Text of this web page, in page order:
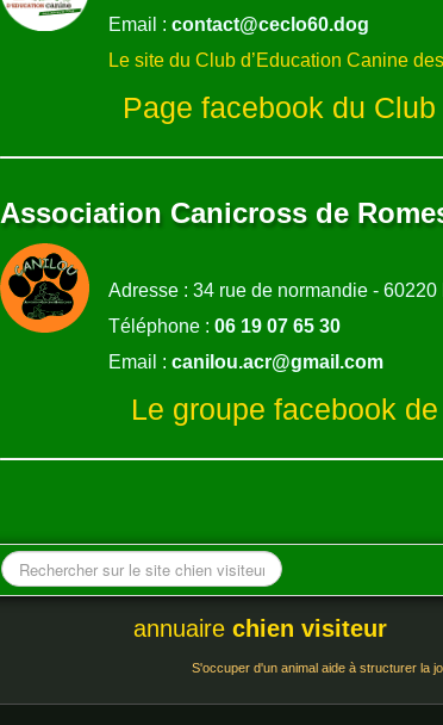
Email : contact@ceclo60.dog
Le site du Club d’Education Canine
Page facebook du
Association Canicross de
Adresse : 34 rue de normandie -
Téléphone : 06 19 07 65 30
Email : canilou.acr@gmail.com
Le groupe facebook
annuaire chien visiteur
S'occuper d'un animal aide à structurer la